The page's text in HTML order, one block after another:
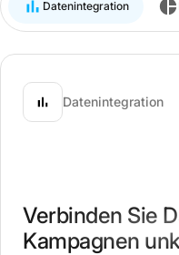
Datenintegration
Datenintegration
Verbinden Sie
Kampagnen